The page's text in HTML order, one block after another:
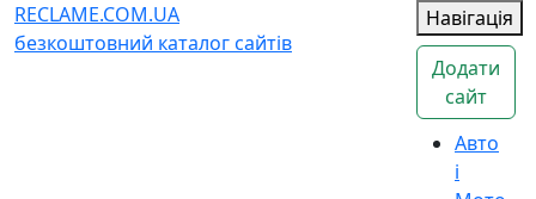
RECLAME.COM.UA
безкоштовний каталог сайтів
Навігація
Додати
сайт
Авто
і